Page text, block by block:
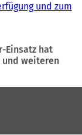
und zum
Einsatz hat
und weiteren